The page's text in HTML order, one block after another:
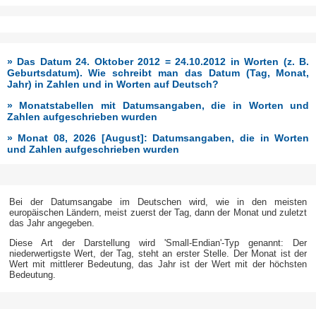
» Das Datum 24. Oktober 2012 = 24.10.2012 in Worten (z. B.
Geburtsdatum). Wie schreibt man das Datum (Tag, Monat,
Jahr) in Zahlen und in Worten auf Deutsch?
» Monatstabellen mit Datumsangaben, die in Worten und
Zahlen aufgeschrieben wurden
» Monat 08, 2026 [August]: Datumsangaben, die in Worten
und Zahlen aufgeschrieben wurden
Bei der Datumsangabe im Deutschen wird, wie in den meisten
europäischen Ländern, meist zuerst der Tag, dann der Monat und zuletzt
das Jahr angegeben.
Diese Art der Darstellung wird 'Small-Endian'-Typ genannt: Der
niederwertigste Wert, der Tag, steht an erster Stelle. Der Monat ist der
Wert mit mittlerer Bedeutung, das Jahr ist der Wert mit der höchsten
Bedeutung.